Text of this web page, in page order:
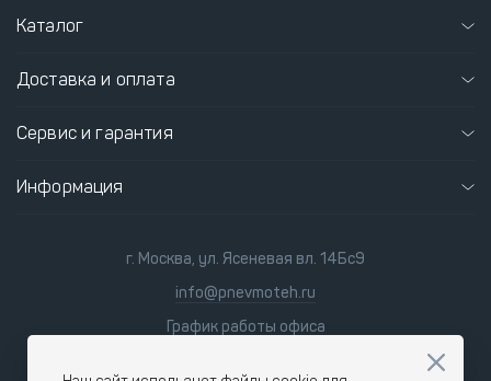
Каталог
Доставка и оплата
Сервис и гарантия
Информация
г. Москва, ул. Ясеневая вл. 14Бс9
info@pnevmoteh.ru
График работы офиса
9:00 - 18:00